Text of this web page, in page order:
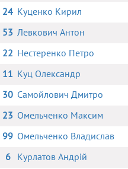
24 Куценко Кирил
53 Левкович Антон
22 Нестеренко Петро
11 Куц Олександр
30 Самойлович Дмитро
23 Омельченко Максим
99 Омельченко Владислав
6
Курлатов Андрій